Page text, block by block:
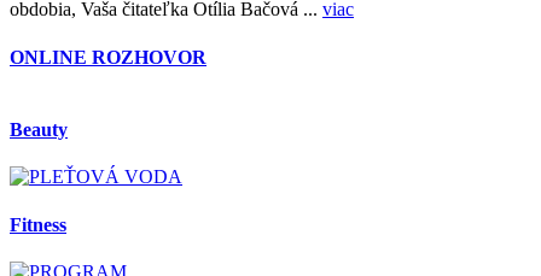
obdobia, Vaša čitateľka Otília Bačová ... viac
ONLINE ROZHOVOR
Beauty
Fitness